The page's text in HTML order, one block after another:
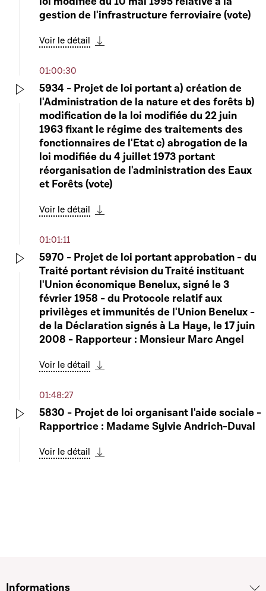
gestion de l'infrastructure ferroviaire (vote)
Voir le détail
01:00:30
5934 - Projet de loi portant a) création de
l'Administration de la nature et des forêts b)
modification de la loi modifiée du 22 juin
1963 fixant le régime des traitements des
fonctionnaires de l'Etat c) abrogation de la
loi modifiée du 4 juillet 1973 portant
réorganisation de l'administration des Eaux
et Forêts (vote)
Voir le détail
01:01:11
5970 - Projet de loi portant approbation - du
Traité portant révision du Traité instituant
l'Union économique Benelux, signé le 3
février 1958 - du Protocole relatif aux
privilèges et immunités de l'Union Benelux -
de la Déclaration signés à La Haye, le 17 juin
2008 - Rapporteur : Monsieur Marc Angel
Voir le détail
01:48:27
5830 - Projet de loi organisant l'aide sociale -
Rapportrice : Madame Sylvie Andrich-Duval
Voir le détail
Informations